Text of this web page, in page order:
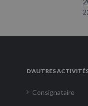
D’AUTRES
Consignataire